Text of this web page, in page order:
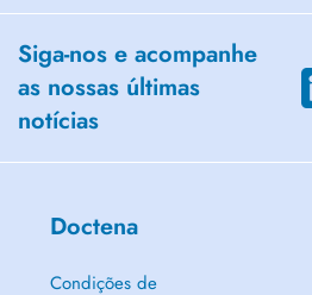
Siga-nos e acompanhe
as nossas últimas
notícias
Doctena
Condições de